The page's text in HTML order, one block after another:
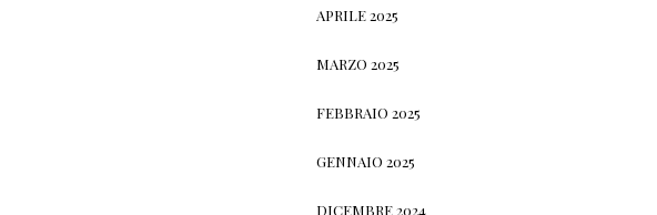
APRILE 2025
MARZO 2025
FEBBRAIO 2025
GENNAIO 2025
DICEMBRE 2024